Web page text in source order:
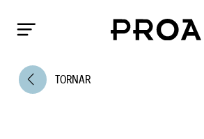
arrow_back_ios TORNAR